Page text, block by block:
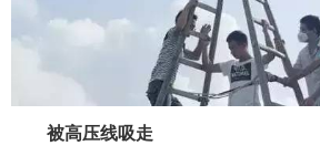
被高压线吸走